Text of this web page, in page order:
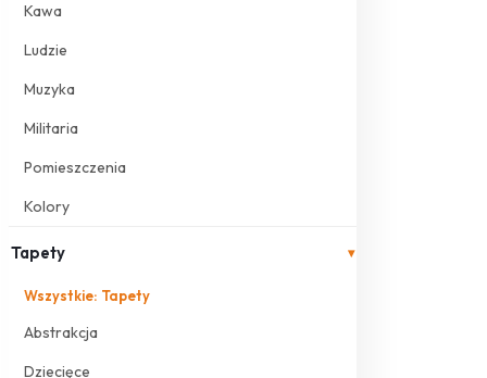
Kawa
Ludzie
Muzyka
Militaria
Pomieszczenia
Kolory
Tapety ▾
Wszystkie: Tapety
Abstrakcja
Dziecięce